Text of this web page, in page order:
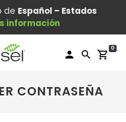
de Español – Estados
información
person search shopping_cart
0
CONTRASEÑA